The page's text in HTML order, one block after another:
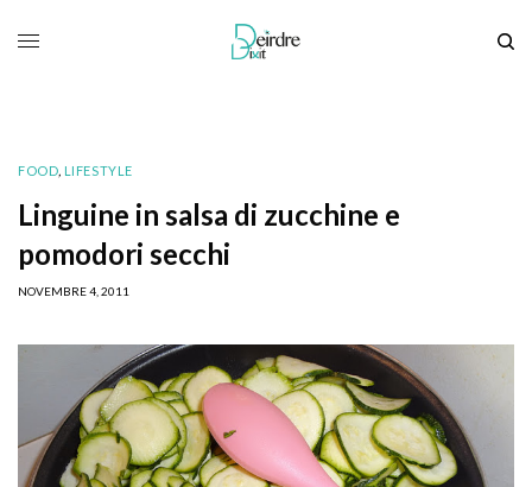
FOOD, LIFESTYLE
Linguine in salsa di zucchine e
pomodori secchi
NOVEMBRE 4, 2011